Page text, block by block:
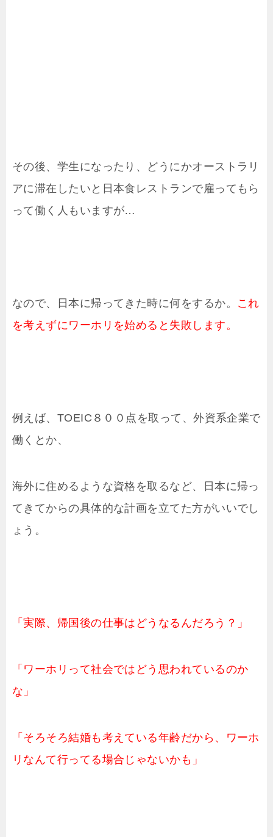
その後、学生になったり、どうにかオーストラリ
アに滞在したいと日本食レストランで雇ってもら
って働く人もいますが…
なので、日本に帰ってきた時に何をするか。 これ
を考えずにワーホリを始めると失敗します。
例えば、TOEIC８００点を取って、外資系企業で
働くとか、
海外に住めるような資格を取るなど、日本に帰っ
てきてからの具体的な計画を立てた方がいいでし
ょう。
「実際、帰国後の仕事はどうなるんだろう？」
「ワーホリって社会ではどう思われているのか
な」
「そろそろ結婚も考えている年齢だから、ワーホ
リなんて行ってる場合じゃないかも」